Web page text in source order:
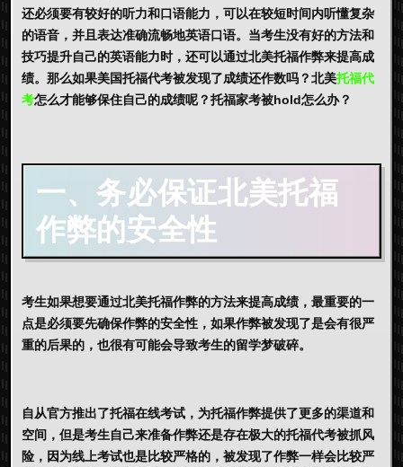
还必须要有较好的听力和口语能力，可以在较短时间内听懂复杂
的语音，并且表达准确流畅地英语口语。当考生没有好的方法和
技巧提升自己的英语能力时，还可以通过北美托福作弊来提高成
绩。那么如果美国托福代考被发现了成绩还作数吗？北美托福代
考怎么才能够保住自己的成绩呢？托福家考被hold怎么办？
一、务必保证北美托福
作弊的安全性
考生如果想要通过北美托福作弊的方法来提高成绩，最重要的一
点是必须要先确保作弊的安全性，如果作弊被发现了是会有很严
重的后果的，也很有可能会导致考生的留学梦破碎。
自从官方推出了托福在线考试，为托福作弊提供了更多的渠道和
空间，但是考生自己来准备作弊还是存在极大的托福代考被抓风
险，因为线上考试也是比较严格的，被发现了作弊一样会比较严